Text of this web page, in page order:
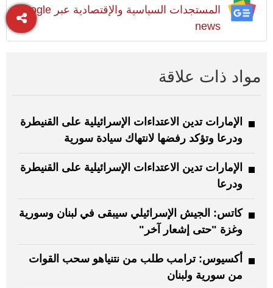
المستجدات السياسية والإقتصادية عبر Google
news
مواد ذات علاقة
الإمارات تدين الاعتداءات الإسرائيلية على القنيطرة
ودرعا وتؤكد رفضها لانتهاك سيادة سورية
الإمارات تدين الاعتداءات الإسرائيلية على القنيطرة
ودرعا
كاتس: الجيش الإسرائيلي سيبقى في لبنان وسورية
وغزة "حتى إشعار آخر"
أكسيوس: ترامب طلب من نتنياهو سحب القوات
من سورية ولبنان